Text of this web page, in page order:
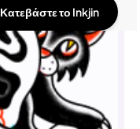
Κατεβάστε το Inkjin